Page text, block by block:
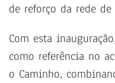
de reforço da rede
Com esta
como referência no
o Caminho,